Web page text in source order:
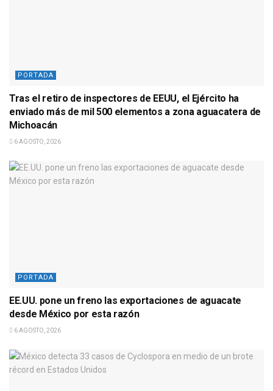
PORTADA
Tras el retiro de inspectores de EEUU, el Ejército ha
enviado más de mil 500 elementos a zona aguacatera de
Michoacán
6 AGOSTO, 2026
PORTADA
EE.UU. pone un freno las exportaciones de aguacate
desde México por esta razón
6 AGOSTO, 2026